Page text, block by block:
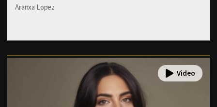
Aranxa Lopez